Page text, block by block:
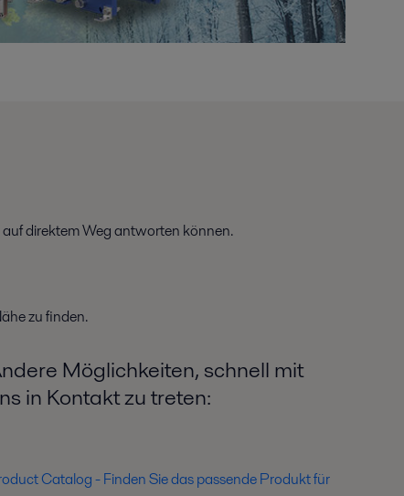
direktem Weg antworten können.
zu finden.
Möglichkeiten, schnell mit
in Kontakt zu treten:
Catalog - Finden Sie das passende Produkt für